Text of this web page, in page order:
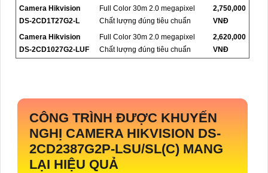
Camera Hikvision
DS-2CD1T27G2-L
Full Color 30m 2.0 megapixel
Chất lượng đúng tiêu chuẩn
2,750,000
VNĐ
Camera Hikvision
DS-2CD1027G2-LUF
Full Color 30m 2.0 megapixel
Chất lượng đúng tiêu chuẩn
2,620,000
VNĐ
CÔNG TRÌNH ĐƯỢC KHUYẾN
NGHỊ CAMERA HIKVISION DS-
2CD2387G2P-LSU/SL(C) MANG
LẠI HIỆU QUẢ